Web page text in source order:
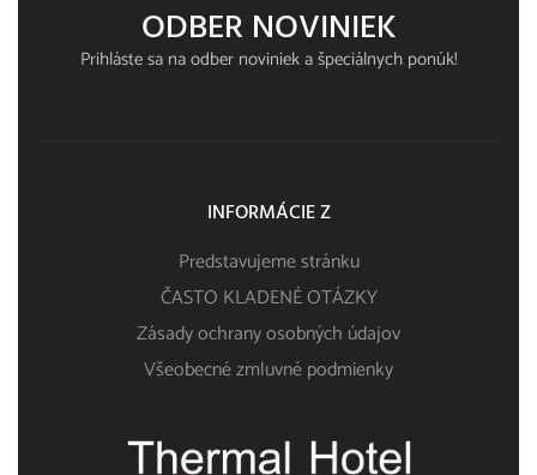
ODBER NOVINIEK
Prihláste sa na odber noviniek a špeciálnych ponúk!
INFORMÁCIE Z
Predstavujeme stránku
ČASTO KLADENÉ OTÁZKY
Zásady ochrany osobných údajov
Všeobecné zmluvné podmienky